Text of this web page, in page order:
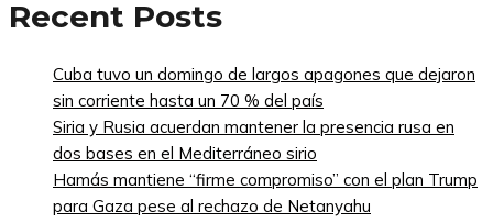
Recent Posts
Cuba tuvo un domingo de largos apagones que dejaron
sin corriente hasta un 70 % del país
Siria y Rusia acuerdan mantener la presencia rusa en
dos bases en el Mediterráneo sirio
Hamás mantiene “firme compromiso” con el plan Trump
para Gaza pese al rechazo de Netanyahu